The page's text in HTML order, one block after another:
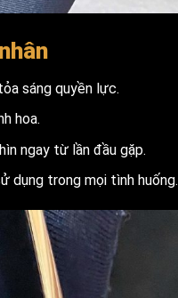
sáng quyền lực.
hoa.
ngay từ lần đầu gặp.
dụng trong mọi tình huống.